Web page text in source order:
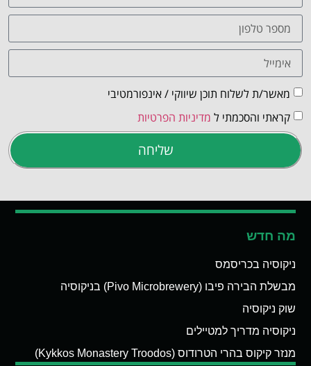
מאשר/ת לשלוח תוכן שיווקי / אינפורמטיבי
קראתי והסכמתי ל מדיניות הפרטיות
שליחה
מה חדש
ניקוסיה בכריסמס
מבשלת הבירה פיבו (Pivo Microbrewery) בניקוסיה
שוק ניקוסיה
ניקוסיה מדריך למטיילים
מנזר קיקוס בהרי הטרודוס (Kykkos Monastery Troodos)